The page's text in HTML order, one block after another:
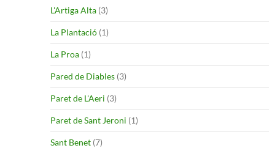
L'Artiga Alta (3)
La Plantació (1)
La Proa (1)
Pared de Diables (3)
Paret de L'Aeri (3)
Paret de Sant Jeroni (1)
Sant Benet (7)